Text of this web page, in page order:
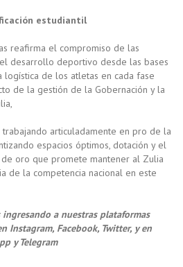
estudiantil
reafirma el compromiso de las
desarrollo deportivo desde las bases
logística de los atletas en cada fase
de la gestión de la Gobernación y la
trabajando articuladamente en pro de la
espacios óptimos, dotación y el
oro que promete mantener al Zulia
de la competencia nacional en este
a nuestras plataformas
Instagram, Facebook, Twitter, y en
y Telegram